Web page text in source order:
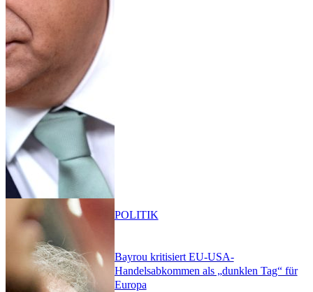
Bayrou kritisiert EU-USA-
Handelsabkommen als „dunklen Tag“ für
Europa
POLITIK